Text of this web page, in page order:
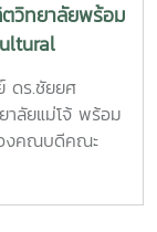
วิทยาลัยพร้อม
าลัยแม่โจ้
ดร.ชัยยศ
ลัยแม่โจ้ พร้อม
งคณบดีคณะ
โลยีเกษตรและ